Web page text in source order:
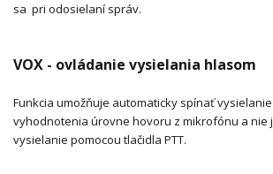
sa pri odosielaní správ.
VOX - ovládanie vysielania hlasom
Funkcia umožňuje automaticky spínať
vyhodnotenia úrovne hovoru z mikrofónu a nie
vysielanie pomocou tlačidla PTT.